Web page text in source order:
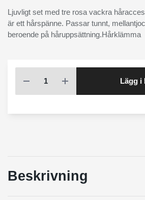
Ljuvligt set med tre rosa vackra
är ett hårspänne. Passar tunnt,
beroende på håruppsättning.Hårklämma
Lägg i
Beskrivning